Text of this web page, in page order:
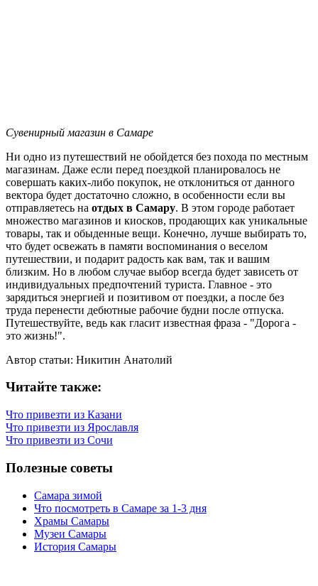
Сувенирный магазин в Самаре
Ни одно из путешествий не обойдется без похода по местным
магазинам. Даже если перед поездкой планировалось не
совершать каких-либо покупок, не отклониться от данного
вектора будет достаточно сложно, в особенности если вы
отправляетесь на отдых в Самару. В этом городе работает
множество магазинов и киосков, продающих как уникальные
товары, так и обыденные вещи. Конечно, лучше выбирать то,
что будет освежать в памяти воспоминания о веселом
путешествии, и подарит радость как вам, так и вашим
близким. Но в любом случае выбор всегда будет зависеть от
индивидуальных предпочтений туриста. Главное - это
зарядиться энергией и позитивом от поездки, а после без
труда перенести дебютные рабочие будни после отпуска.
Путешествуйте, ведь как гласит известная фраза - "Дорога -
это жизнь!".
Автор статьи: Никитин Анатолий
Читайте также:
Что привезти из Казани
Что привезти из Ярославля
Что привезти из Сочи
Полезные советы
Самара зимой
Что посмотреть в Самаре за 1-3 дня
Храмы Самары
Музеи Самары
История Самары